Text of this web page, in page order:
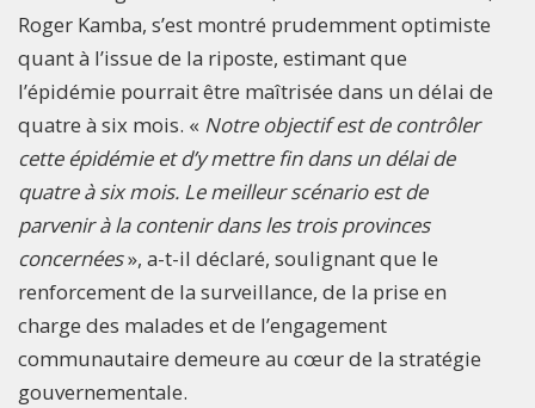
Roger Kamba, s’est montré prudemment optimiste
quant à l’issue de la riposte, estimant que
l’épidémie pourrait être maîtrisée dans un délai de
quatre à six mois. « Notre objectif est de contrôler
cette épidémie et d’y mettre fin dans un délai de
quatre à six mois. Le meilleur scénario est de
parvenir à la contenir dans les trois provinces
concernées», a-t-il déclaré, soulignant que le
renforcement de la surveillance, de la prise en
charge des malades et de l’engagement
communautaire demeure au cœur de la stratégie
gouvernementale.